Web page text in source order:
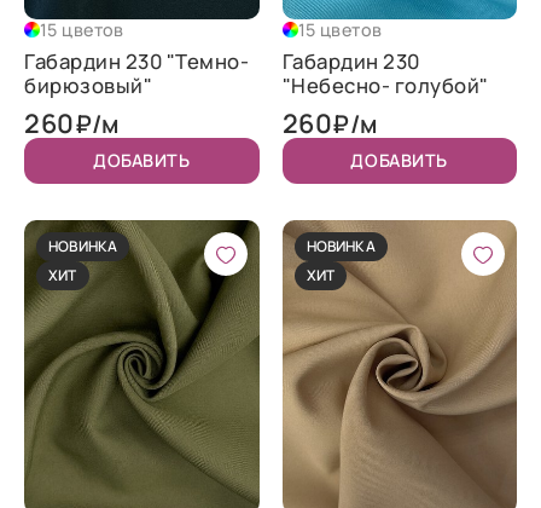
15 цветов
Габардин 230 "Темно-
бирюзовый"
260₽/м
ДОБАВИТЬ
15 цветов
Габардин 230
"Небесно- голубой"
260₽/м
ДОБАВИТЬ
НОВИНКА
ХИТ
НОВИНКА
ХИТ